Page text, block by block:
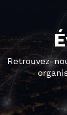
Retrouvez-